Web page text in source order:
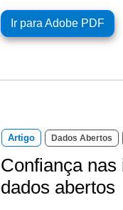
Ir para Adobe PDF
Artigo Dados Abertos
Confiança
dados abertos